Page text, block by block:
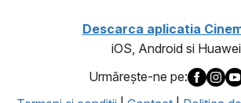
Descarca aplicatia
iOS, Android si Huawei
Urmăreşte-ne pe: